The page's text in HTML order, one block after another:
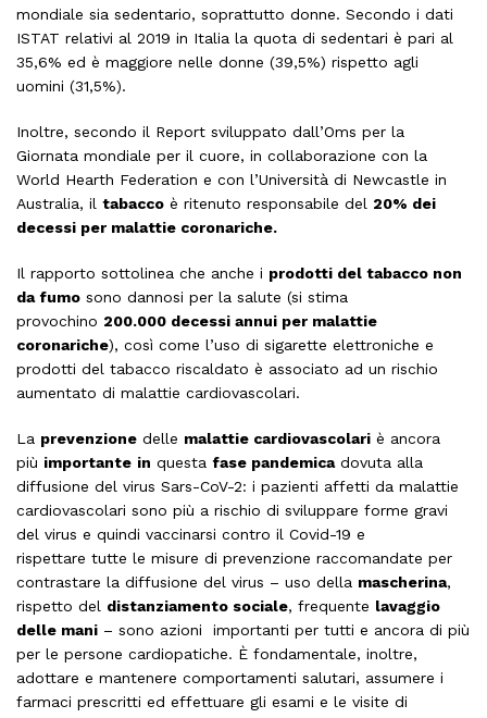
mondiale sia sedentario, soprattutto donne. Secondo i dati
ISTAT relativi al 2019 in Italia la quota di sedentari è pari al
35,6% ed è maggiore nelle donne (39,5%) rispetto agli
uomini (31,5%).
Inoltre, secondo il Report sviluppato dall’Oms per la
Giornata mondiale per il cuore, in collaborazione con la
World Hearth Federation e con l’Università di Newcastle in
Australia, il tabacco è ritenuto responsabile del 20% dei
decessi per malattie coronariche.
Il rapporto sottolinea che anche i prodotti del tabacco non
da fumo sono dannosi per la salute (si stima
provochino 200.000 decessi annui per malattie
coronariche), così come l’uso di sigarette elettroniche e
prodotti del tabacco riscaldato è associato ad un rischio
aumentato di malattie cardiovascolari.
La prevenzione delle malattie cardiovascolari è ancora
più importante in questa fase pandemicadovuta alla
diffusione del virus Sars-CoV-2: i pazienti affetti da malattie
cardiovascolari sono più a rischio di sviluppare forme gravi
del virus e quindi vaccinarsi contro il Covid-19 e
rispettare tutte le misure di prevenzione raccomandate per
contrastare la diffusione del virus – uso della mascherina,
rispetto del distanziamento sociale, frequente lavaggio
delle mani – sono azioni importanti per tutti e ancora di più
per le persone cardiopatiche. È fondamentale, inoltre,
adottare e mantenere comportamenti salutari, assumere i
farmaci prescritti ed effettuare gli esami e le visite di